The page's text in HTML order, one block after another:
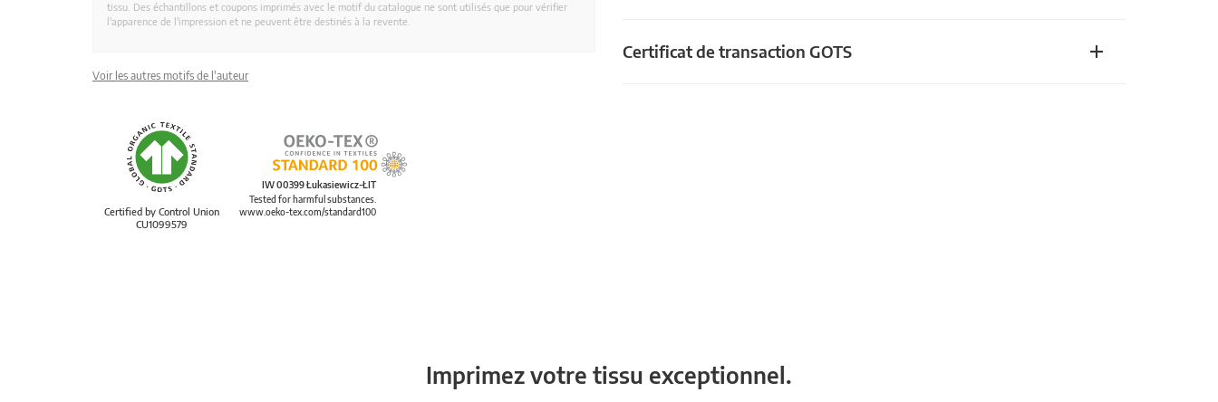
Certificat de transaction GOTS
tissu. Des échantillons et coupons imprimés avec le motif du catalogue ne sont utilisés que pour vérifier
l'apparence de l'impression et ne peuvent être destinés à la revente.
Voir les autres motifs de l'auteur
Certified by Control Union
CU1099579
IW 00399 Łukasiewicz-ŁIT
Tested for harmful substances.
www.oeko-tex.com/standard100
Imprimez votre tissu exceptionnel.